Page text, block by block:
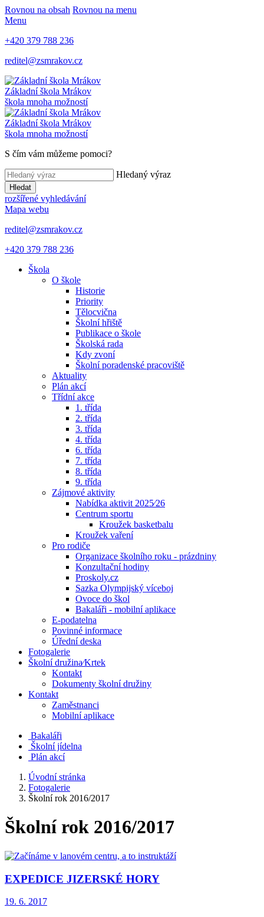
Rovnou na obsah Rovnou na menu
Menu
+420 379 788 236
reditel@zsmrakov.cz
Základní škola Mrákov
škola mnoha možností
Základní škola Mrákov
škola mnoha možností
S čím vám můžeme pomoci?
Hledaný výraz
Hledat
rozšířené vyhledávání
Mapa webu
reditel@zsmrakov.cz
+420 379 788 236
Škola
O škole
Historie
Priority
Tělocvična
Školní hřiště
Publikace o škole
Školská rada
Kdy zvoní
Školní poradenské pracoviště
Aktuality
Plán akcí
Třídní akce
1. třída
2. třída
3. třída
4. třída
6. třída
7. třída
8. třída
9. třída
Zájmové aktivity
Nabídka aktivit 2025⁄26
Centrum sportu
Kroužek basketbalu
Kroužek vaření
Pro rodiče
Organizace školního roku - prázdniny
Konzultační hodiny
Proskoly.cz
Sazka Olympijský víceboj
Ovoce do škol
Bakaláři - mobilní aplikace
E-podatelna
Povinné informace
Úřední deska
Fotogalerie
Školní družina⁄Krtek
Kontakt
Dokumenty školní družiny
Kontakt
Zaměstnanci
Mobilní aplikace
Bakaláři
Školní jídelna
Plán akcí
Úvodní stránka
Fotogalerie
Školní rok 2016/2017
Školní rok 2016/2017
EXPEDICE JIZERSKÉ HORY
19. 6. 2017